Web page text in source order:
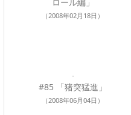
（2008年02月18日）
#85 「猪突猛進」
（2008年06月04日）